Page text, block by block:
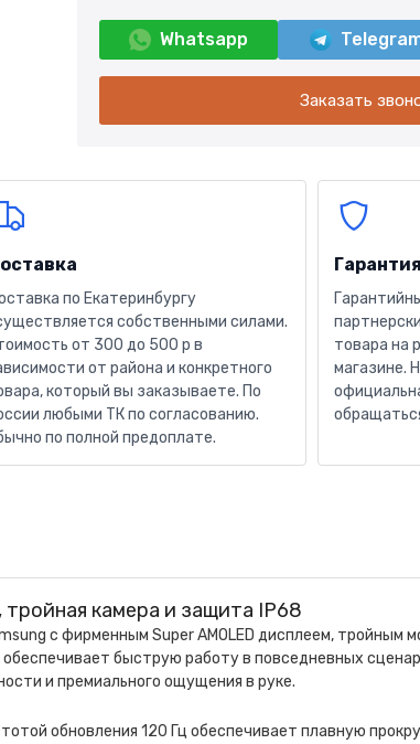
Whatsapp
Заказать
по Екатеринбургу
собственными силами.
от 300 до 500 р в
от района и конкретного
который вы заказываете. По
любыми ТК по согласованию.
по полной предоплате.
Гарантия
товара на
магазине.
тройная камера и защита IP68
с фирменным Super AMOLED дисплеем, тройным
быструю работу в повседневных
и премиального ощущения в руке.
обновления 120 Гц обеспечивает плавную